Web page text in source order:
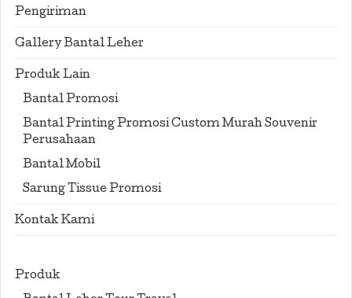
Pengiriman
Gallery Bantal Leher
Produk Lain
Bantal Promosi
Bantal Printing Promosi Custom Murah Souvenir
Perusahaan
Bantal Mobil
Sarung Tissue Promosi
Kontak Kami
Produk